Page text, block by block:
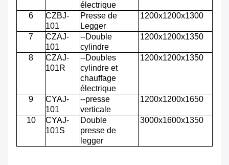
électrique
6
CZBJ-
101
Presse de
Legger
1200x1200x1300
7
CZAJ-
101
--Double
cylindre
1200x1200x1350
8
CZAJ-
101R
--Doubles
cylindre et
chauffage
électrique
1200x1200x1350
9
CYAJ-
101
--presse
verticale
1200x1200x1650
10
CYAJ-
101S
Double
presse de
legger
3000x1600x1350